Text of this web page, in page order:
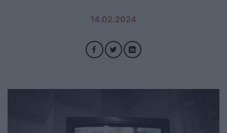
14.02.2024